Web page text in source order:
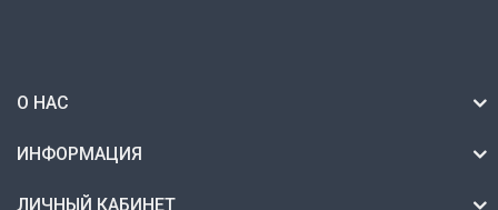
О НАС
ИНФОРМАЦИЯ
ЛИЧНЫЙ КАБИНЕТ